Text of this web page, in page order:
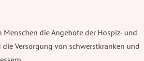
die Angebote der Hospiz- und
Versorgung von schwerstkranken und